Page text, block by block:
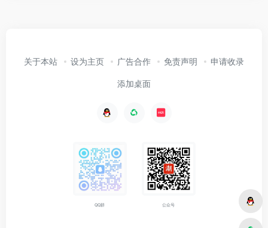
关于本站 设为主页 广告合作 免责声明 申请收录
添加桌面
QQ群 公众号